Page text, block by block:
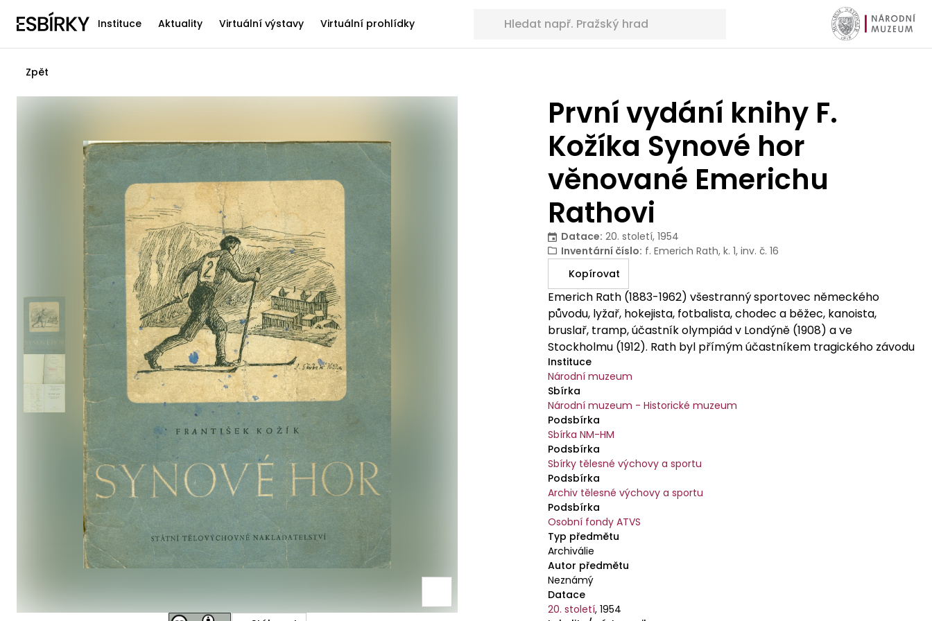
Instituce Aktuality Virtuální výstavy Virtuální prohlídky
Zpět
První vydání knihy F.
Kožíka Synové hor
věnované Emerichu
Rathovi
Datace: 20. století, 1954
Inventární číslo: f. Emerich Rath, k. 1, inv. č. 16
Kopírovat
Emerich Rath (1883-1962) všestranný sportovec německého
původu, lyžař, hokejista, fotbalista, chodec a běžec, kanoista,
bruslař, tramp, účastník olympiád v Londýně (1908) a ve
Stockholmu (1912). Rath byl přímým účastníkem tragického závodu
B. Hanče.
Instituce
Národní muzeum
Sbírka
Národní muzeum - Historické muzeum
Podsbírka
Sbírka NM-HM
Podsbírka
Sbírky tělesné výchovy a sportu
Podsbírka
Archiv tělesné výchovy a sportu
Podsbírka
Osobní fondy ATVS
Typ předmětu
Archiválie
Autor předmětu
Neznámý
Datace
20. století,1954